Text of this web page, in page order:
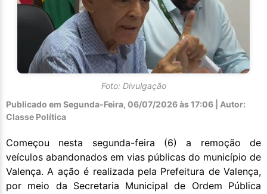
Foto: Divulgação
Publicado em Segunda-Feira, 06/07/2026 às 17:06 | Autor:
Classe Política
Começou nesta segunda-feira (6) a remoção de
veículos abandonados em vias públicas do município de
Valença. A ação é realizada pela Prefeitura de Valença,
por meio da Secretaria Municipal de Ordem Pública